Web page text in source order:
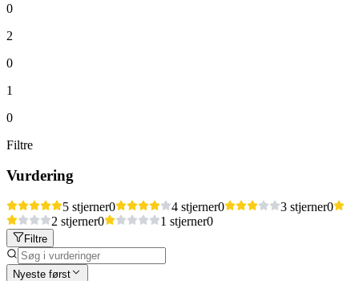
0
2
0
1
0
Filtre
Vurdering
5 stjerner0 4 stjerner0 3 stjerner0
2 stjerner0 1 stjerner0
Filtre
Nyeste først